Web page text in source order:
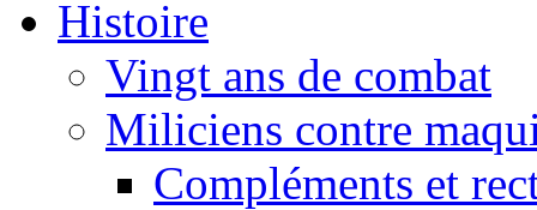
Histoire
Vingt ans de combat
Miliciens contre
Compléments et